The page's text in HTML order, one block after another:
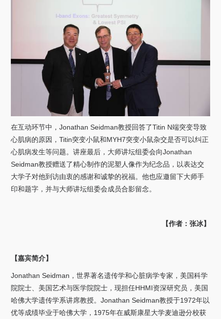
在互动环节中，Jonathan Seidman教授回答了Titin N端突变导致
心肌病的原因，Titin突变小鼠和MYH7突变小鼠杂交是否可以纠正
心肌病发生等问题。讲座最后，大师讲坛组委会向Jonathan
Seidman教授赠送了精心制作的泥塑人像作为纪念品，以表达交
大学子对他到访由衷的感谢和诚挚的祝福。他也应邀留下大师手
印和题字，并与大师讲坛组委会成员合影留念。
【作者：张冰】
【嘉宾简介】
Jonathan Seidman ，世界著名遗传学和心脏病学专家，美国科学
院院士、美国艺术与医学院院士，现担任HHMI资深研究员，美国
哈佛大学遗传学系讲席教授。Jonathan Seidman教授于1972年以
优等成绩毕业于哈佛大学， 1975年在威斯康星大学麦迪逊分校获